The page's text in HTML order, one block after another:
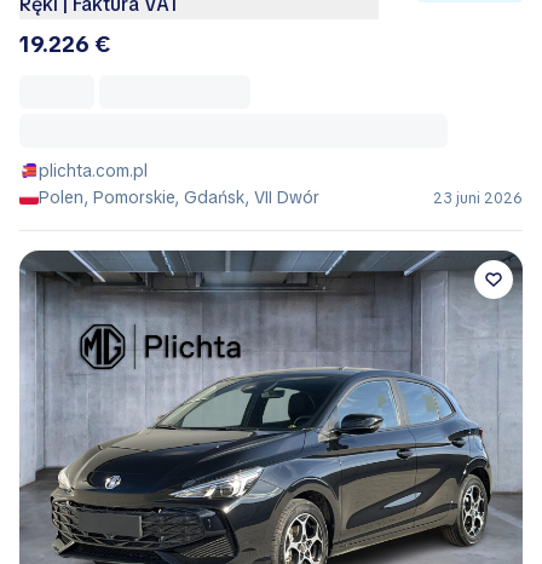
19.226 €
plichta.com.pl
Polen, Pomorskie, Gdańsk, VII Dwór
23 juni 2026